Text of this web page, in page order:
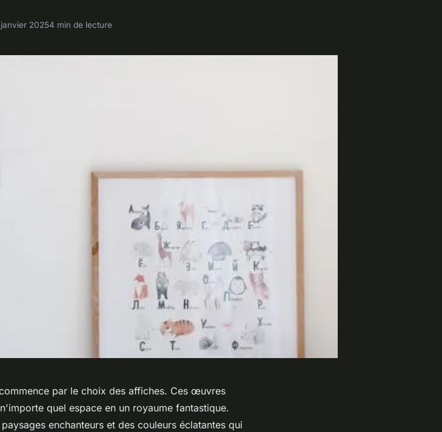
20254 min de lecture
par le choix des affiches. Ces œuvres
quel espace en un royaume fantastique.
enchanteurs et des couleurs éclatantes qui